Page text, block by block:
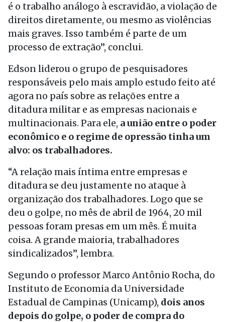
é o trabalho análogo à escravidão, a violação de
direitos diretamente, ou mesmo as violências
mais graves. Isso também é parte de um
processo de extração”, conclui.
Edson liderou o grupo de pesquisadores
responsáveis pelo mais amplo estudo feito até
agora no país sobre as relações entre a
ditadura militar e as empresas nacionais e
multinacionais. Para ele, a união entre o poder
econômico e o regime de opressão tinha um
alvo: os trabalhadores.
“A relação mais íntima entre empresas e
ditadura se deu justamente no ataque à
organização dos trabalhadores. Logo que se
deu o golpe, no mês de abril de 1964, 20 mil
pessoas foram presas em um mês. É muita
coisa. A grande maioria, trabalhadores
sindicalizados”, lembra.
Segundo o professor Marco Antônio Rocha, do
Instituto de Economia da Universidade
Estadual de Campinas (Unicamp), dois anos
depois do golpe, o poder de compra do